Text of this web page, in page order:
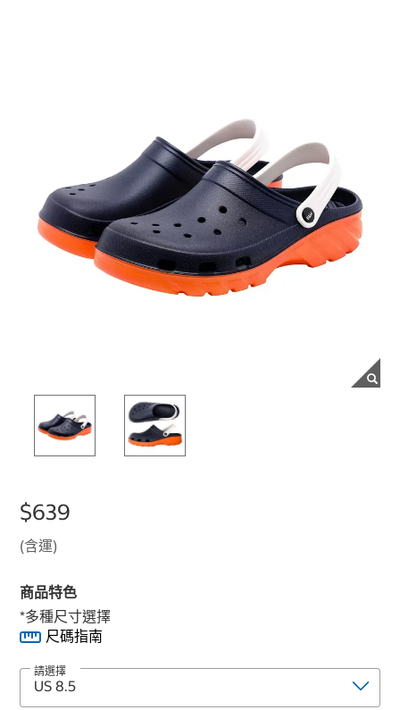
$639
(含運)
商品特色
*多種尺寸選擇
尺碼指南
請選擇